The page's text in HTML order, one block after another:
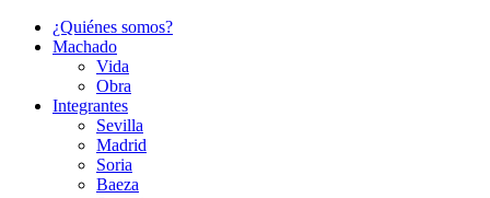
¿Quiénes somos?
Machado
Vida
Obra
Integrantes
Sevilla
Madrid
Soria
Baeza